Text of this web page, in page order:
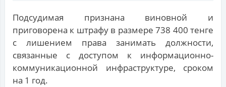
Подсудимая признана виновной и
приговорена к штрафу в размере 738 400 тенге
с лишением права занимать должности,
связанные с доступом к информационно-
коммуникационной инфраструктуре, сроком
на 1 год.